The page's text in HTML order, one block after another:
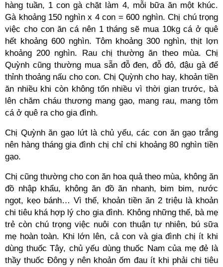
hàng tuần, 1 con gà chặt làm 4, mỗi bữa ăn một khúc.
Gà khoảng 150 nghìn x 4 con = 600 nghìn. Chị chú trọng
việc cho con ăn cá nên 1 tháng sẽ mua 10kg cá ở quê
hết khoảng 600 nghìn. Tôm khoảng 300 nghìn, thịt lợn
khoảng 200 nghìn. Rau chị thường ăn theo mùa. Chị
Quỳnh cũng thường mua sẵn đỗ đen, đỗ đỏ, đậu gà để
thỉnh thoảng nấu cho con. Chị Quỳnh cho hay, khoản tiền
ăn nhiều khi còn không tốn nhiều vì thời gian trước, bà
lên chăm cháu thương mang gạo, mang rau, mang tôm
cá ở quê ra cho gia đình.
Chị Quỳnh ăn gạo lứt là chủ yếu, các con ăn gạo trắng
nên hàng tháng gia đình chị chỉ chi khoảng 80 nghìn tiền
gạo.
Chị cũng thường cho con ăn hoa quả theo mùa, không ăn
đồ nhập khẩu, không ăn đồ ăn nhanh, bim bim, nước
ngọt, kẹo bánh… Vì thế, khoản tiền ăn 2 triệu là khoản
chi tiêu khá hợp lý cho gia đình. Không những thế, bà mẹ
trẻ còn chú trọng việc nuôi con thuận tự nhiên, bú sữa
mẹ hoàn toàn. Khi lớn lên, cả con và gia đình chị ít khi
dùng thuốc Tây, chủ yếu dùng thuốc Nam của mẹ đẻ là
thầy thuốc Đông y nên khoản ốm đau ít khi phải chi tiêu